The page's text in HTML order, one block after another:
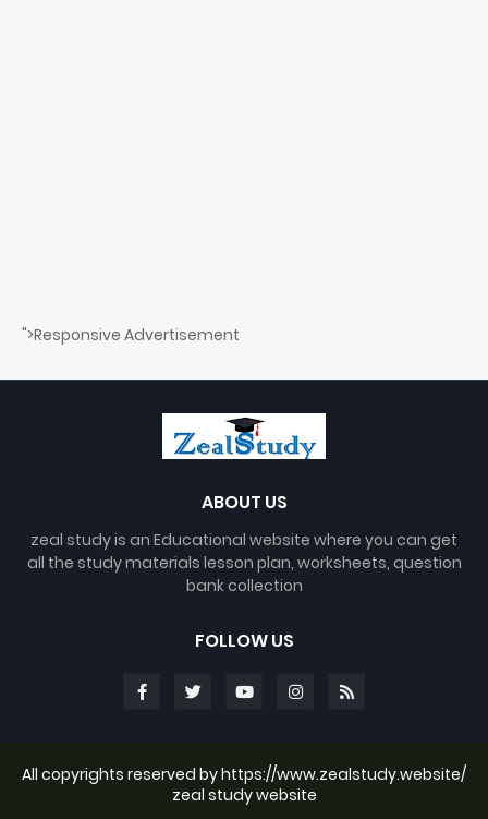
">Responsive Advertisement
ABOUT US
zeal study is an Educational website where you can get
all the study materials lesson plan, worksheets, question
bank collection
FOLLOW US
All copyrights reserved by https://www.zealstudy.website/
zeal study website